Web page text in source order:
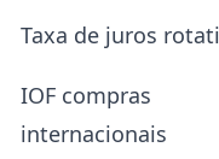
Taxa de juros
IOF compras
internacionais